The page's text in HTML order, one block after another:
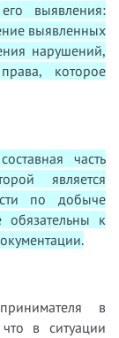
выявления:
выявленных
нарушений,
которое
часть
является
по добыче
обязательны к
в
в ситуации